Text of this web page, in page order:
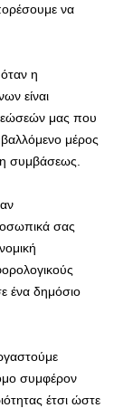
να
η
είναι
μας που
μέρος
συμβάσεως.
σας
ένα δημόσιο
συμφέρον
έτσι ώστε